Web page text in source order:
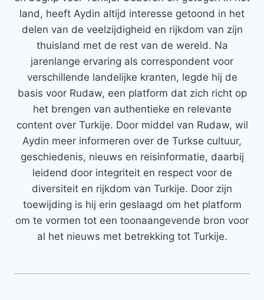
land, heeft Aydin altijd interesse getoond in het
delen van de veelzijdigheid en rijkdom van zijn
thuisland met de rest van de wereld. Na
jarenlange ervaring als correspondent voor
verschillende landelijke kranten, legde hij de
basis voor Rudaw, een platform dat zich richt op
het brengen van authentieke en relevante
content over Turkije. Door middel van Rudaw, wil
Aydin meer informeren over de Turkse cultuur,
geschiedenis, nieuws en reisinformatie, daarbij
leidend door integriteit en respect voor de
diversiteit en rijkdom van Turkije. Door zijn
toewijding is hij erin geslaagd om het platform
om te vormen tot een toonaangevende bron voor
al het nieuws met betrekking tot Turkije.